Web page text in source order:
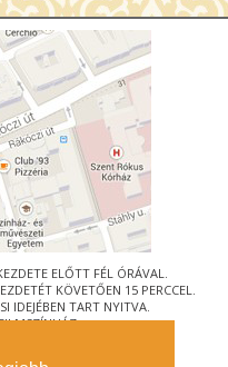
ELŐTT FÉL ÓRÁVAL.
KÖVETŐEN 15 PERCCEL.
IDEJÉBEN TART NYITVA.